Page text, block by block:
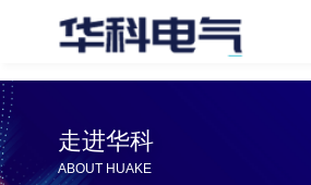
走进华科
ABOUT HUAKE